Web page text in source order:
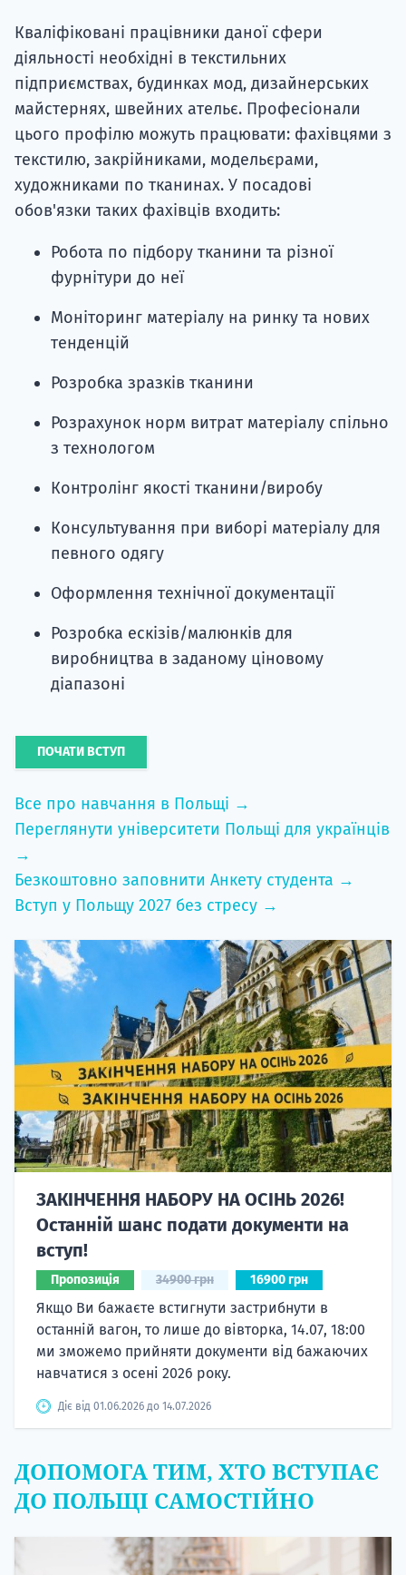
Кваліфіковані працівники даної сфери
діяльності необхідні в текстильних
підприємствах, будинках мод, дизайнерських
майстернях, швейних ательє. Професіонали
цього профілю можуть працювати: фахівцями з
текстилю, закрійниками, модельєрами,
художниками по тканинах. У посадові
обов'язки таких фахівців входить:
Робота по підбору тканини та різної
фурнітури до неї
Моніторинг матеріалу на ринку та нових
тенденцій
Розробка зразків тканини
Розрахунок норм витрат матеріалу спільно
з технологом
Контролінг якості тканини/виробу
Консультування при виборі матеріалу для
певного одягу
Оформлення технічної документації
Розробка ескізів/малюнків для
виробництва в заданому ціновому
діапазоні
ПОЧАТИ ВСТУП
Все про навчання в Польщі →
Переглянути університети Польщі для українців
→
Безкоштовно заповнити Анкету студента →
Вступ у Польщу 2027 без стресу →
ЗАКІНЧЕННЯ НАБОРУ НА ОСІНЬ 2026!
Останній шанс подати документи на
вступ!
Пропозиція 34900 грн 16900 грн
Якщо Ви бажаєте встигнути застрибнути в
останній вагон, то лише до вівторка, 14.07, 18:00
ми зможемо прийняти документи від бажаючих
навчатися з осені 2026 року.
Діє від 01.06.2026 до 14.07.2026
ДОПОМОГА ТИМ, ХТО ВСТУПАЄ
ДО ПОЛЬЩІ САМОСТІЙНО